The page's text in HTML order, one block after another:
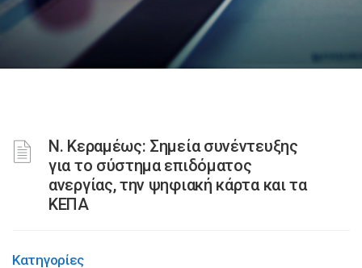
Ν. Κεραμέως: Σημεία συνέντευξης
για το σύστημα επιδόματος
ανεργίας, την ψηφιακή κάρτα και τα
ΚΕΠΑ
Κατηγορίες